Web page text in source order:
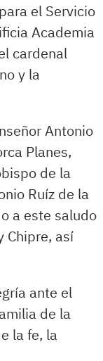
el Servicio
Academia
cardenal
y la
Antonio
Planes,
de la
Ruíz de la
a este saludo
Chipre, así
ante el
de la
la fe, la